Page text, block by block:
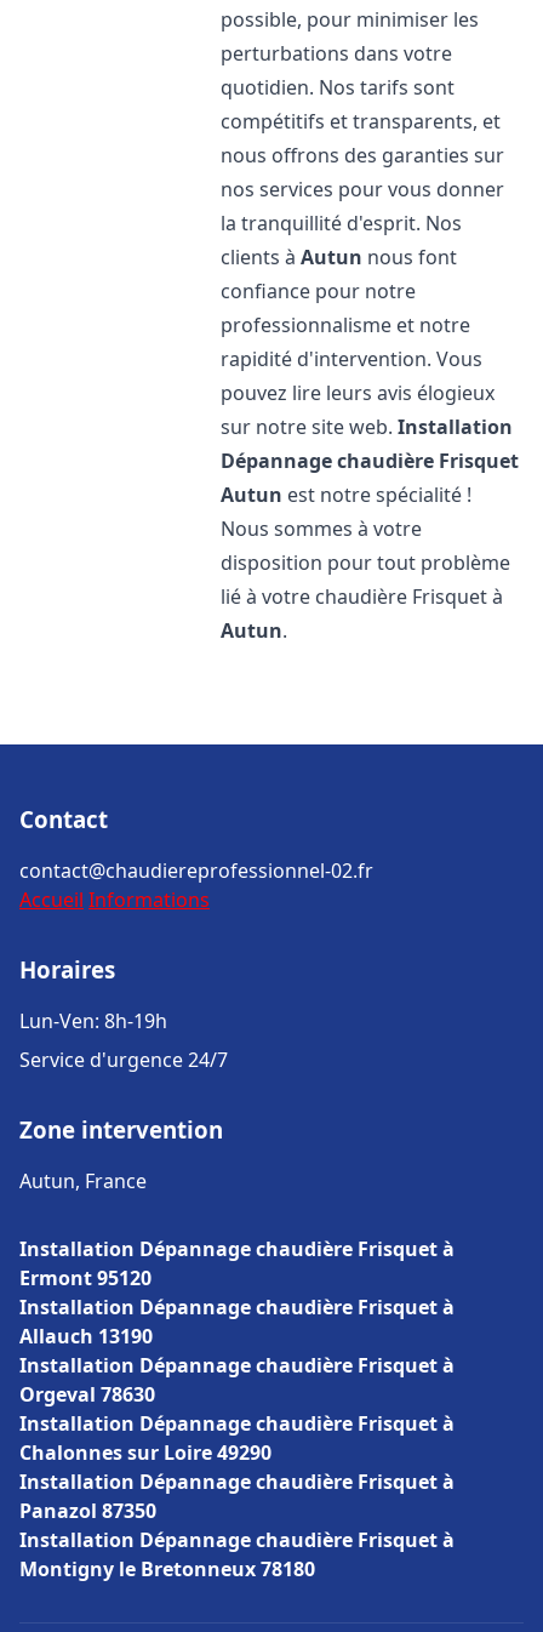
possible, pour minimiser les
perturbations dans votre
quotidien. Nos tarifs sont
compétitifs et transparents, et
nous offrons des garanties sur
nos services pour vous donner
la tranquillité d'esprit. Nos
clients àAutun nous font
confiance pour notre
professionnalisme et notre
rapidité d'intervention. Vous
pouvez lire leurs avis élogieux
sur notre site web.Installation
Dépannage chaudière Frisquet
Autun est notre spécialité !
Nous sommes à votre
disposition pour tout problème
lié à votre chaudière Frisquet à
Autun.
Contact
contact@chaudiereprofessionnel-02.fr
Accueil Informations
Horaires
Lun-Ven: 8h-19h
Service d'urgence 24/7
Zone intervention
Autun, France
Installation Dépannage chaudière Frisquet à
Ermont 95120
Installation Dépannage chaudière Frisquet à
Allauch 13190
Installation Dépannage chaudière Frisquet à
Orgeval 78630
Installation Dépannage chaudière Frisquet à
Chalonnes sur Loire 49290
Installation Dépannage chaudière Frisquet à
Panazol 87350
Installation Dépannage chaudière Frisquet à
Montigny le Bretonneux 78180